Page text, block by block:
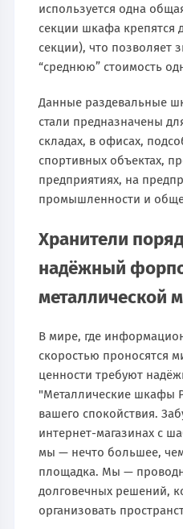
используется одна
секции шкафа крепятся
секции), что позволяет
“среднюю” стоимость
Данные раздевальные
стали предназначены
складах, в офисах,
спортивных объектах,
предприятиях, на
промышленности и
Хранители
надёжный
металлической
В мире, где
скоростью проносятся
ценности требуют
"Металлические шкафы
вашего спокойствия.
интернет-магазинах с
мы — нечто большее,
площадка. Мы —
долговечных решений,
организовать